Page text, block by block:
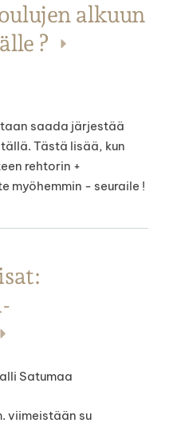
alkuun
?
saada järjestää
Tästä lisää, kun
rehtorin +
myöhemmin - seuraile !
Satumaa
viimeistään su